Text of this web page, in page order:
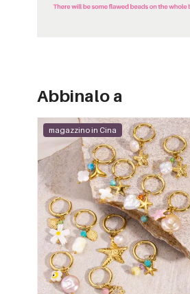
Abbinalo a
magazzino in Cina